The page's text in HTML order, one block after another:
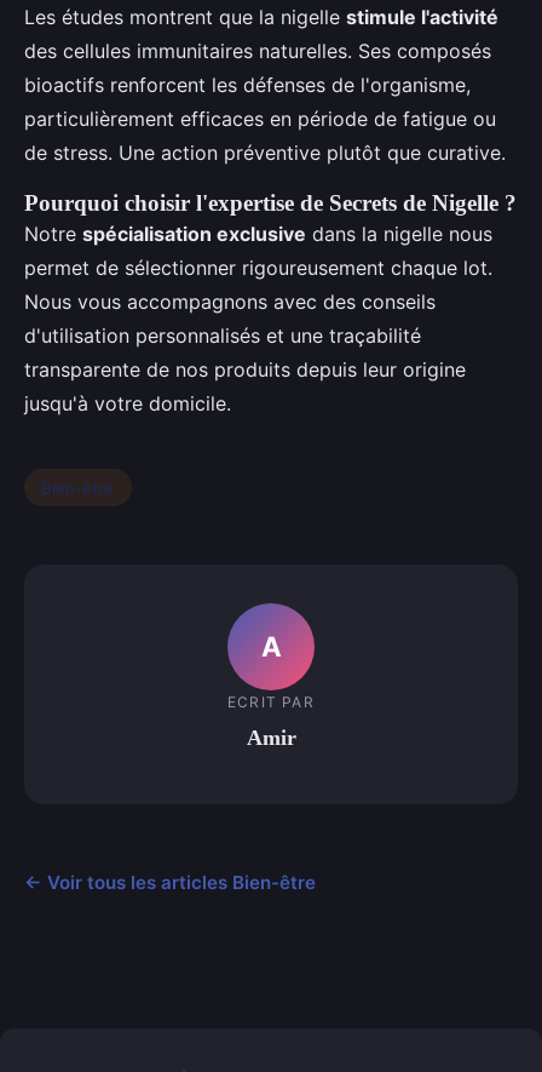
Les études montrent que la nigelle stimule l'activité
des cellules immunitaires naturelles. Ses composés
bioactifs renforcent les défenses de l'organisme,
particulièrement efficaces en période de fatigue ou
de stress. Une action préventive plutôt que curative.
Pourquoi choisir l'expertise de Secrets de Nigelle ?
Notre spécialisation exclusive dans la nigelle nous
permet de sélectionner rigoureusement chaque lot.
Nous vous accompagnons avec des conseils
d'utilisation personnalisés et une traçabilité
transparente de nos produits depuis leur origine
jusqu'à votre domicile.
Bien-être
A
ECRIT PAR
Amir
← Voir tous les articles Bien-être